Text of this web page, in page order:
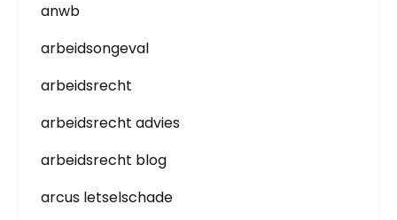
anwb
arbeidsongeval
arbeidsrecht
arbeidsrecht advies
arbeidsrecht blog
arcus letselschade